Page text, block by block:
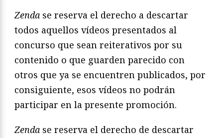
Zenda se reserva el derecho a descartar
todos aquellos vídeos presentados al
concurso que sean reiterativos por su
contenido o que guarden parecido con
otros que ya se encuentren publicados, por
consiguiente, esos vídeos no podrán
participar en la presente promoción.
Zenda se reserva el derecho de descartar